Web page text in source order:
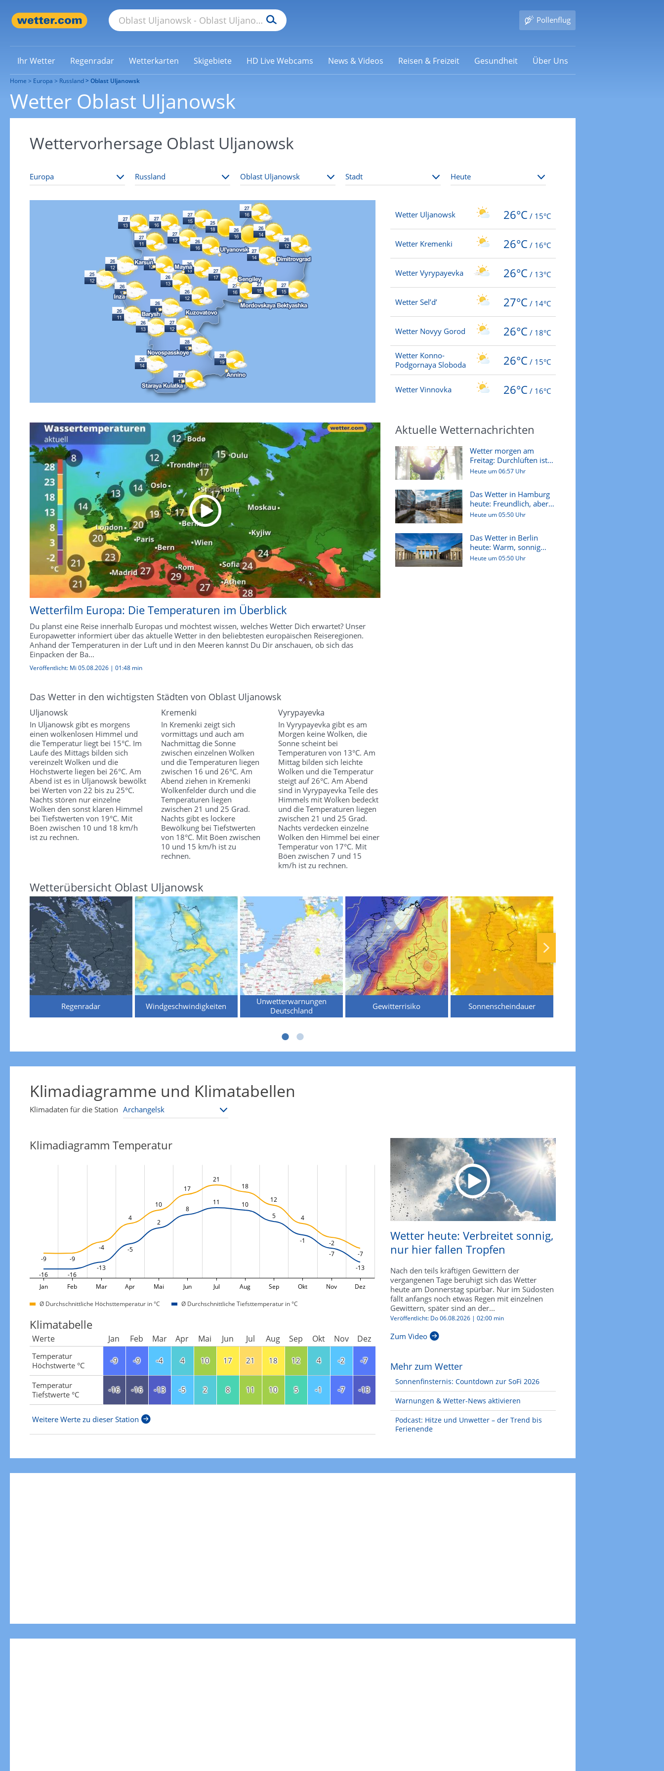
Pollenflug
Ihr Wetter Regenradar Wetterkarten Skigebiete HD Live Webcams News & Videos Reisen & Freizeit Gesundheit Über Uns
Home Europa Russland Oblast Uljanowsk
Wetter Oblast Uljanowsk
Wettervorhersage Oblast Uljanowsk
Wetter Uljanowsk 26°C / 15°C
Wetter Kremenki 26°C / 16°C
Wetter Vyrypayevka 26°C / 13°C
Wetter Sel’d’ 27°C / 14°C
Wetter Novyy Gorod 26°C / 18°C
Wetter Konno-
Podgornaya Sloboda
26°C / 15°C
Wetter Vinnovka 26°C / 16°C
Wetterfilm Europa: Die Temperaturen im Überblick
Du planst eine Reise innerhalb Europas und möchtest wissen, welches Wetter Dich erwartet? Unser
Europawetter informiert über das aktuelle Wetter in den beliebtesten europäischen Reiseregionen.
Anhand der Temperaturen in der Luft und in den Meeren kannst Du Dir anschauen, ob sich das
Einpacken der Ba...
Veröffentlicht: Mi 05.08.2026 | 01:48 min
Das Wetter in den wichtigsten Städten von Oblast Uljanowsk
Uljanowsk
In Uljanowsk gibt es morgens
einen wolkenlosen Himmel und
die Temperatur liegt bei 15°C. Im
Laufe des Mittags bilden sich
vereinzelt Wolken und die
Höchstwerte liegen bei 26°C. Am
Abend ist es in Uljanowsk bewölkt
bei Werten von 22 bis zu 25°C.
Nachts stören nur einzelne
Wolken den sonst klaren Himmel
bei Tiefstwerten von 19°C. Mit
Böen zwischen 10 und 18 km/h
ist zu rechnen.
Kremenki
In Kremenki zeigt sich
vormittags und auch am
Nachmittag die Sonne
zwischen einzelnen Wolken
und die Temperaturen liegen
zwischen 16 und 26°C. Am
Abend ziehen in Kremenki
Wolkenfelder durch und die
Temperaturen liegen
zwischen 21 und 25 Grad.
Nachts gibt es lockere
Bewölkung bei Tiefstwerten
von 18°C. Mit Böen zwischen
10 und 15 km/h ist zu
rechnen.
Vyrypayevka
In Vyrypayevka gibt es am
Morgen keine Wolken, die
Sonne scheint bei
Temperaturen von 13°C. Am
Mittag bilden sich leichte
Wolken und die Temperatur
steigt auf 26°C. Am Abend
sind in Vyrypayevka Teile des
Himmels mit Wolken bedeckt
und die Temperaturen liegen
zwischen 21 und 25 Grad.
Nachts verdecken einzelne
Wolken den Himmel bei einer
Temperatur von 17°C. Mit
Böen zwischen 7 und 15
km/h ist zu rechnen.
Aktuelle Wetternachrichten
Wetter morgen am
Freitag: Durchlüften ist
angesagt
Heute um 06:57 Uhr
Das Wetter in Hamburg
heute: Freundlich, aber
ziem...
Heute um 05:50 Uhr
Das Wetter in Berlin
heute: Warm, sonnig
und späte...
Heute um 05:50 Uhr
Wetterübersicht Oblast Uljanowsk
Regenradar Windgeschwindigkeiten
Unwetterwarnungen
Deutschland
Gewitterrisiko Sonnenscheindauer
Klimadiagramme und Klimatabellen
Klimadaten für die Station
Klimadiagramm Temperatur
-9 -9
-4
4
10
17
21
18
12
4
-2
-7
-16 -16
-13
-5
2
8
11
10
5
-1
-7
-13
Jan Feb Mar Apr Mai Jun Jul Aug Sep Okt Nov Dez
Ø Durchschnittliche Höchsttemperatur in °C Ø Durchschnittliche Tiefsttemperatur in °C
Klimatabelle
Werte Jan Feb Mar Apr Mai Jun Jul Aug Sep Okt Nov Dez
Temperatur
Höchstwerte °C
-9 -9 -4 4 10 17 21 18 12 4 -2 -7
Temperatur
Tiefstwerte °C
-16 -16 -13 -5 2 8 11 10 5 -1 -7 -13
Weitere Werte zu dieser Station
Wetter heute: Verbreitet sonnig,
nur hier fallen Tropfen
Nach den teils kräftigen Gewittern der
vergangenen Tage beruhigt sich das Wetter
heute am Donnerstag spürbar. Nur im Südosten
fällt anfangs noch etwas Regen mit einzelnen
Gewittern, später sind an der...
Veröffentlicht: Do 06.08.2026 | 02:00 min
Zum Video
Mehr zum Wetter
Sonnenfinsternis: Countdown zur SoFi 2026
Warnungen & Wetter-News aktivieren
Podcast: Hitze und Unwetter – der Trend bis
Ferienende